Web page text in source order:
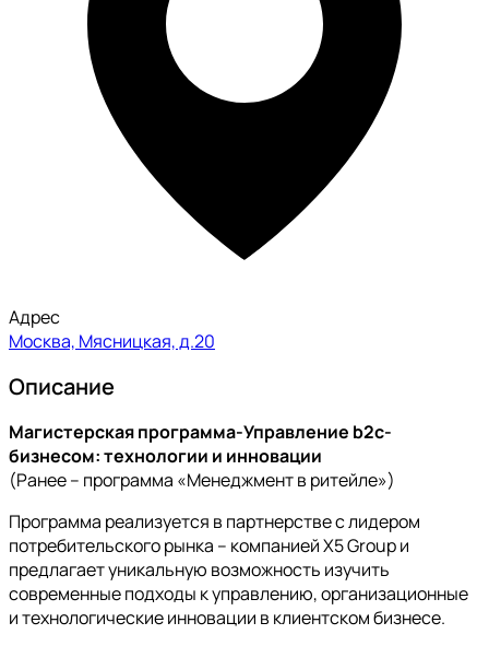
Адрес
Москва, Мясницкая, д.20
Описание
Магистерская программа-Управление b2c-
бизнесом: технологии и инновации
(Ранее – программа «Менеджмент в ритейле»)
Программа реализуется в партнерстве с лидером
потребительского рынка – компанией X5 Group и
предлагает уникальную возможность изучить
современные подходы к управлению, организационные
и технологические инновации в клиентском бизнесе.